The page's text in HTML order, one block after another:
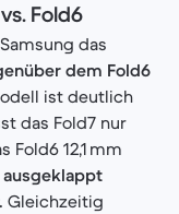
Fold6
das
dem Fold6
ist deutlich
das Fold7 nur
Fold6 12,1 mm
ausgeklappt
Gleichzeitig